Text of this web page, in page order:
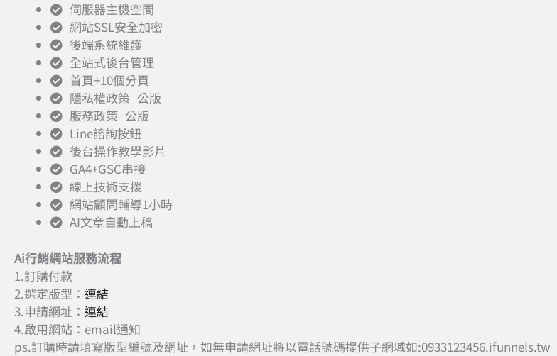
伺服器主機空間
網站SSL安全加密
後端系統維護
全站式後台管理
首頁+10個分頁
隱私權政策 公版
服務政策 公版
Line諮詢按鈕
後台操作教學影片
GA4+GSC串接
線上技術支援
網站顧問輔導1小時
AI文章自動上稿
Ai行銷網站服務流程​
1.訂購付款
2.選定版型： 連結
3.申請網址： 連結
4.啟用網站：email通知
ps.訂購時請填寫版型編號及網址，如無申請網址將以電話號碼提供子網域如:0933123456.ifunnels.tw